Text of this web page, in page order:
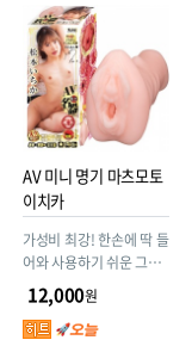
점
AV 미니 명기 마츠모토
이치카
가성비 최강! 한손에 딱 들
어와 사용하기 쉬운 그립
감. 오나홀 명가 NPG의
기술력으로 만들었습니
다.
12,000원